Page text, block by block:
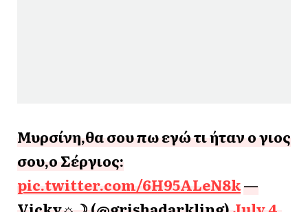
Μυρσίνη,θα σου πω εγώ τι ήταν ο γιος
σου,ο Σέργιος:
pic.twitter.com/6H95ALeN8k—